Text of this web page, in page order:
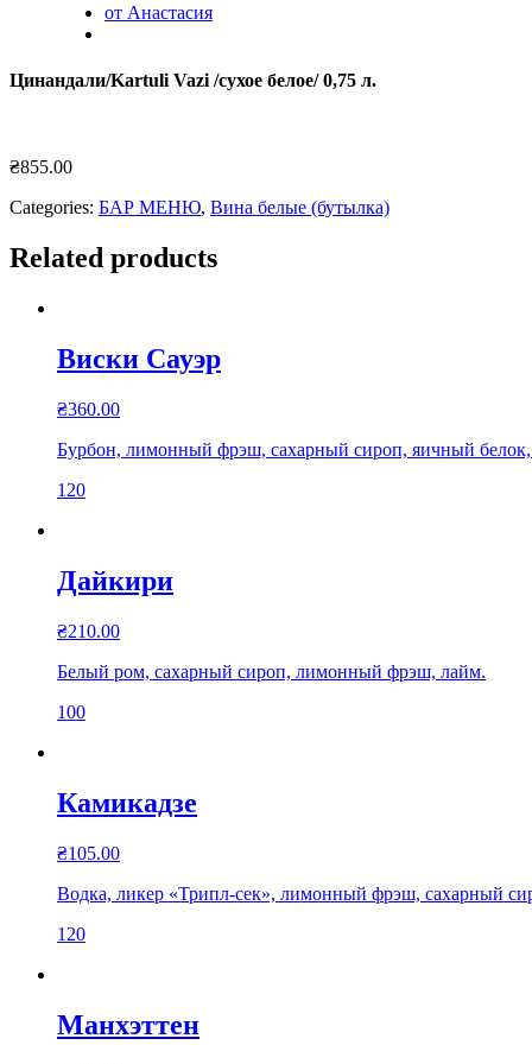
от Анастасия
Цинандали/Kartuli Vazi /сухое белое/ 0,75 л.
₴855.00
Categories: БАР МЕНЮ, Вина белые (бутылка)
Related products
Виски Сауэр
₴360.00
Бурбон, лимонный фрэш, сахарный сироп, яичный белок,
120
Дайкири
₴210.00
Белый ром, сахарный сироп, лимонный фрэш, лайм.
100
Камикадзе
₴105.00
Водка, ликер «Трипл-сек», лимонный фрэш, сахарный
120
Манхэттен